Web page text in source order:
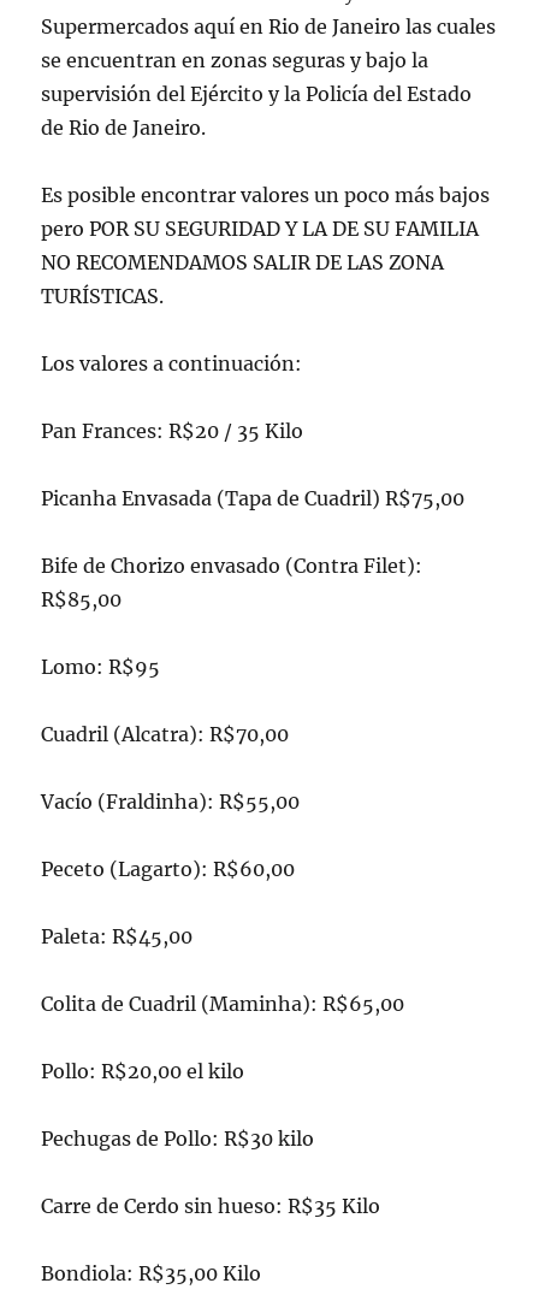
Supermercados aquí en Rio de Janeiro las cuales
se encuentran en zonas seguras y bajo la
supervisión del Ejército y la Policía del Estado
de Rio de Janeiro.
Es posible encontrar valores un poco más bajos
pero POR SU SEGURIDAD Y LA DE SU FAMILIA
NO RECOMENDAMOS SALIR DE LAS ZONA
TURÍSTICAS.
Los valores a continuación:
Pan Frances: R$20 / 35 Kilo
Picanha Envasada (Tapa de Cuadril) R$75,00
Bife de Chorizo envasado (Contra Filet):
R$85,00
Lomo: R$95
Cuadril (Alcatra): R$70,00
Vacío (Fraldinha): R$55,00
Peceto (Lagarto): R$60,00
Paleta: R$45,00
Colita de Cuadril (Maminha): R$65,00
Pollo: R$20,00 el kilo
Pechugas de Pollo: R$30 kilo
Carre de Cerdo sin hueso: R$35 Kilo
Bondiola: R$35,00 Kilo